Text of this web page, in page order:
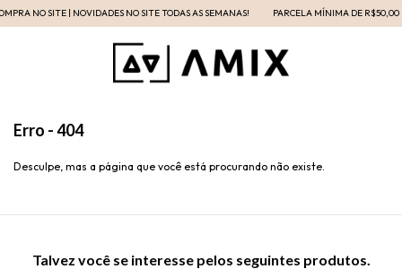
NO SITE | NOVIDADES NO SITE TODAS AS SEMANAS! PARCELA MÍNIMA DE R$50,00 |
Erro - 404
Desculpe, mas a página que você está procurando não existe.
Talvez você se interesse pelos seguintes produtos.